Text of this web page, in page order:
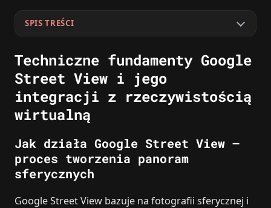
SPIS TREŚCI
Techniczne fundamenty Google
Street View i jego
integracji z rzeczywistością
wirtualną
Jak działa Google Street View –
proces tworzenia panoram
sferycznych
Google Street View bazuje na fotografii sferycznej i